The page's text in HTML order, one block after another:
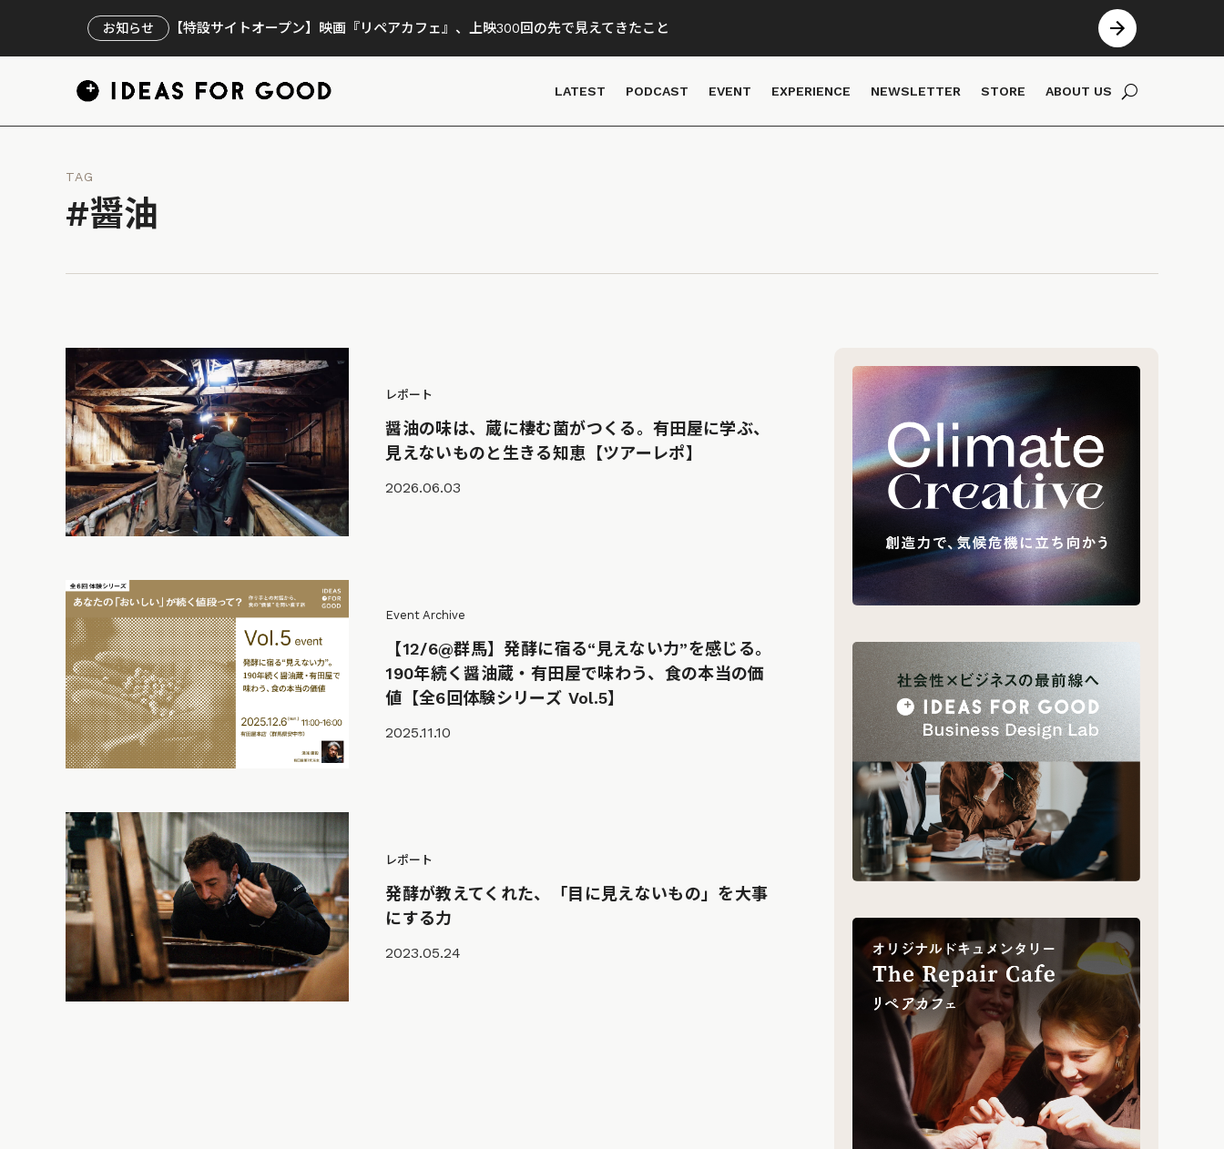
お知らせ 【特設サイトオープン】映画『リペアカフェ』、上映300回の先で見えてきたこと
LATEST PODCAST EVENT EXPERIENCE NEWSLETTER STORE ABOUT US
TAG
#醤油
レポート
醤油の味は、蔵に棲む菌がつくる。有田屋に学ぶ、
見えないものと生きる知恵【ツアーレポ】
2026.06.03
Event Archive
【12/6@群馬】発酵に宿る“見えない力”を感じる。
190年続く醤油蔵・有田屋で味わう、食の本当の価
値【全6回体験シリーズ Vol.5】
2025.11.10
レポート
発酵が教えてくれた、「目に見えないもの」を大事
にする力
2023.05.24